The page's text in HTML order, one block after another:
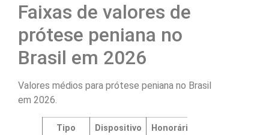
Faixas de valores de
prótese peniana no
Brasil em 2026
Valores médios para prótese peniana no Brasil
em 2026.
Tipo
Dispositivo
Honorários